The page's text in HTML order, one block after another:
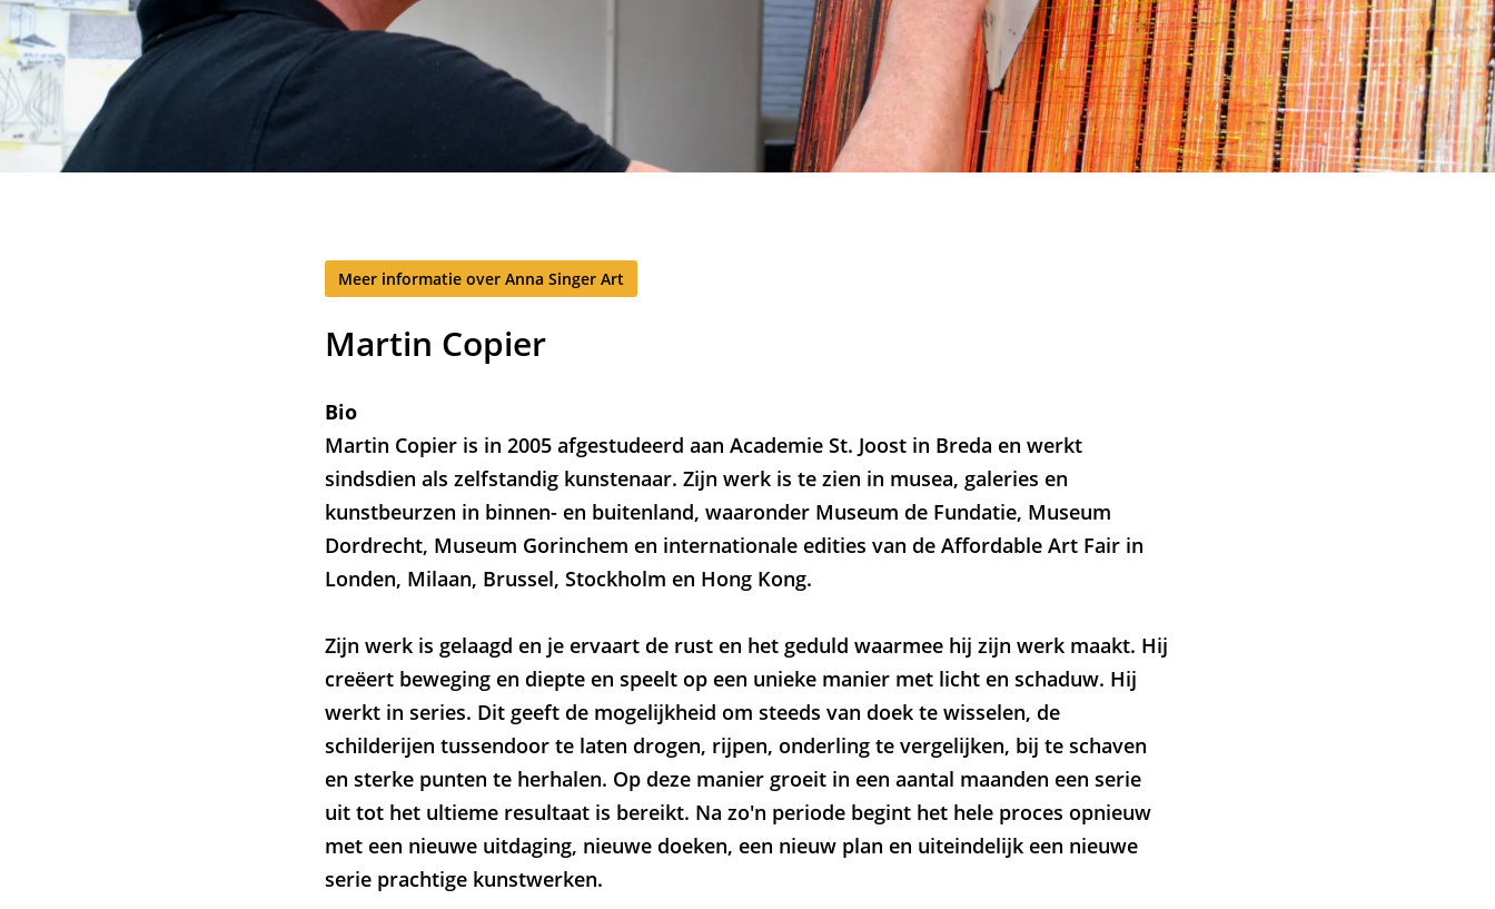
Meer informatie over Anna Singer Art
Martin Copier
Bio
Martin Copier is in 2005 afgestudeerd aan Academie St. Joost in Breda en werkt
sindsdien als zelfstandig kunstenaar. Zijn werk is te zien in musea, galeries en
kunstbeurzen in binnen- en buitenland, waaronder Museum de Fundatie, Museum
Dordrecht, Museum Gorinchem en internationale edities van de Affordable Art Fair in
Londen, Milaan, Brussel, Stockholm en Hong Kong.
Zijn werk is gelaagd en je ervaart de rust en het geduld waarmee hij zijn werk maakt. Hij
creëert beweging en diepte en speelt op een unieke manier met licht en schaduw. Hij
werkt in series. Dit geeft de mogelijkheid om steeds van doek te wisselen, de
schilderijen tussendoor te laten drogen, rijpen, onderling te vergelijken, bij te schaven
en sterke punten te herhalen. Op deze manier groeit in een aantal maanden een serie
uit tot het ultieme resultaat is bereikt. Na zo'n periode begint het hele proces opnieuw
met een nieuwe uitdaging, nieuwe doeken, een nieuw plan en uiteindelijk een nieuwe
serie prachtige kunstwerken.